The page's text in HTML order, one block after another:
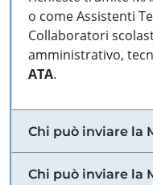
o come Assistenti
Collaboratori
amministrativo,
ATA.
Chi può inviare la
Chi può inviare la